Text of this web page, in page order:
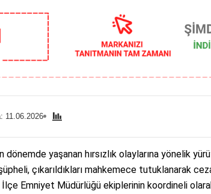
11.06.2026
dönemde yaşanan hırsızlık olaylarına yönelik
çıkarıldıkları mahkemece tutuklanarak
İlçe Emniyet Müdürlüğü ekiplerinin koordineli